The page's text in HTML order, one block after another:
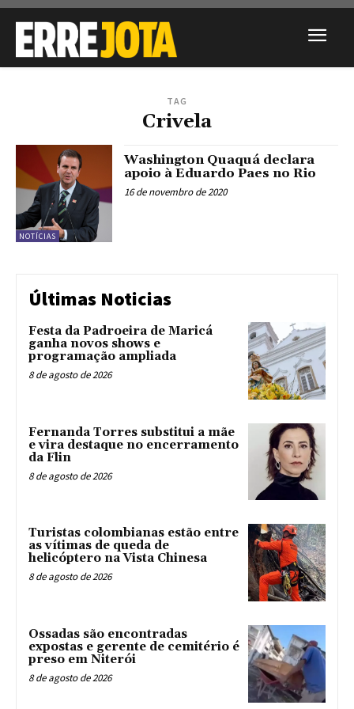
TAG
Crivela
NOTÍCIAS
Washington Quaquá declara
apoio à Eduardo Paes no Rio
16 de novembro de 2020
Últimas Noticias
Festa da Padroeira de Maricá
ganha novos shows e
programação ampliada
8 de agosto de 2026
Fernanda Torres substitui a mãe
e vira destaque no encerramento
da Flin
8 de agosto de 2026
Turistas colombianas estão entre
as vítimas de queda de
helicóptero na Vista Chinesa
8 de agosto de 2026
Ossadas são encontradas
expostas e gerente de cemitério é
preso em Niterói
8 de agosto de 2026